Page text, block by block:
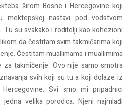
širom Bosne i Hercegovine koji
mektepskoj nastavi pod vodstvom
Tu su svakako i roditelji kao kohezioni
da čestitam svim takmičarima koji
Čestitam muallimama i muallimima
za takmičenje. Ovo nije samo smotra
svih koji su tu a koji dolaze iz
Svi smo mi pripadnici
velika porodica. Njeni najmlađi